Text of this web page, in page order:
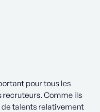
pour tous les
recruteurs. Comme ils
de talents relativement